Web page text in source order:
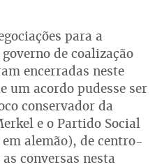
para a
de coalização
encerradas neste
um acordo pudesse ser
conservador da
e o Partido Social
alemão), de centro-
conversas nesta